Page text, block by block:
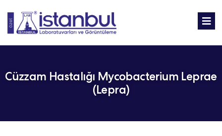
Cüzzam Hastalığı Mycobacterium Leprae
(Lepra)